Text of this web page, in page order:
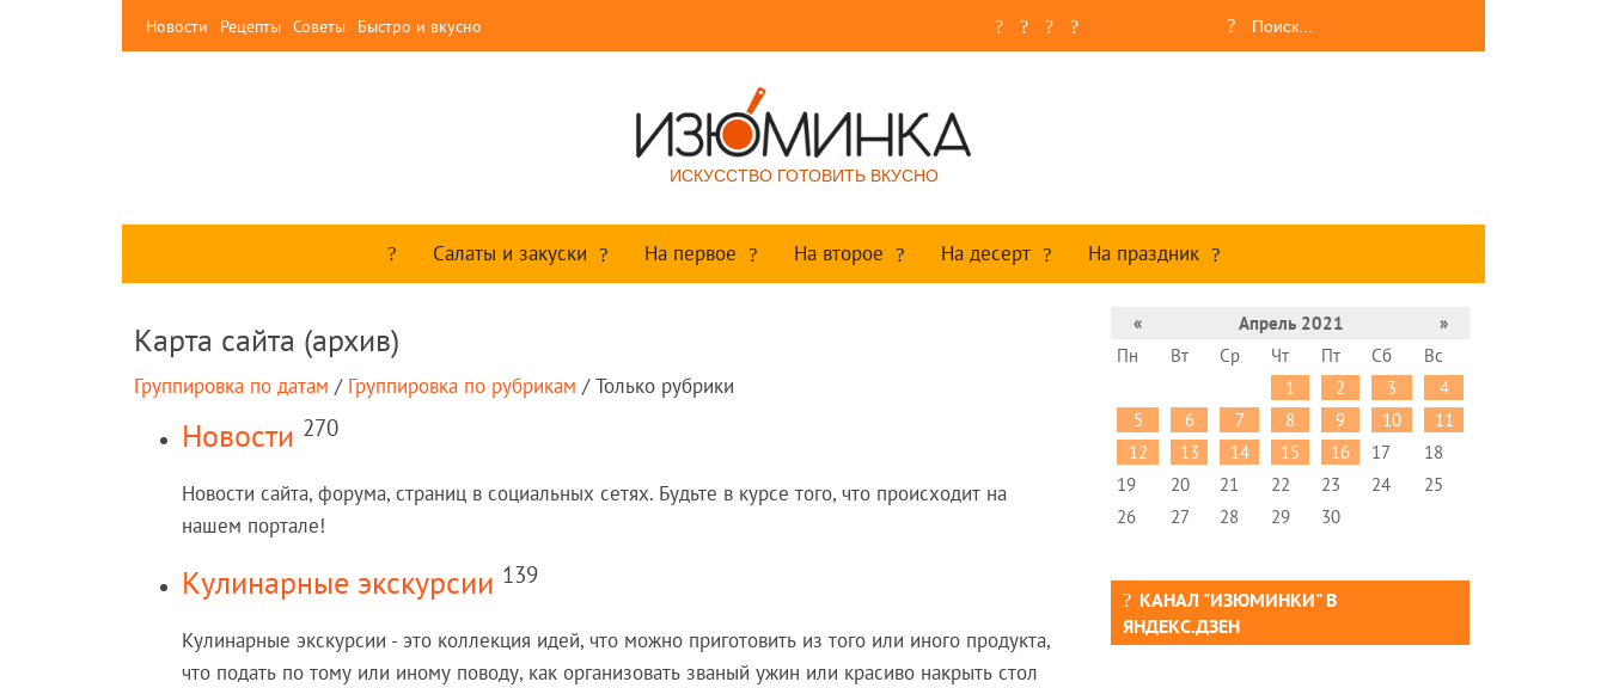
Новости Рецепты Советы Быстро и вкусно
ИСКУССТВО ГОТОВИТЬ ВКУСНО
Салаты и закуски На первое На второе На десерт На праздник
Карта сайта (архив)
Группировка по датам / Группировка по рубрикам /Только рубрики
Новости 270
Новости сайта, форума, страниц в социальных сетях. Будьте в курсе того, что происходит на
нашем портале!
Кулинарные экскурсии 139
Кулинарные экскурсии - это коллекция идей, что можно приготовить из того или иного продукта,
что подать по тому или иному поводу, как организовать званый ужин или красиво накрыть стол
« Апрель 2021
»
Пн
Вт Ср Чт Пт Сб
Вс
1
2 3
4
5
6 7 8 9 10
11
12
13 14 15 16 17
18
19
20 21 22 23 24
25
26
27 28 29 30
КАНАЛ "ИЗЮМИНКИ" В
ЯНДЕКС.ДЗЕН